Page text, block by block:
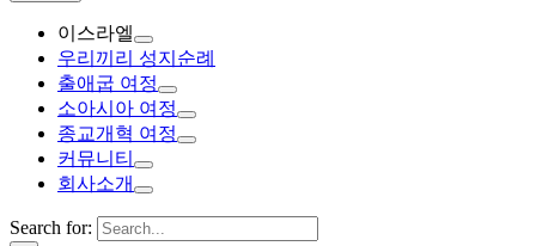
이스라엘
우리끼리 성지순례
출애굽 여정
소아시아 여정
종교개혁 여정
커뮤니티
회사소개
Search for: